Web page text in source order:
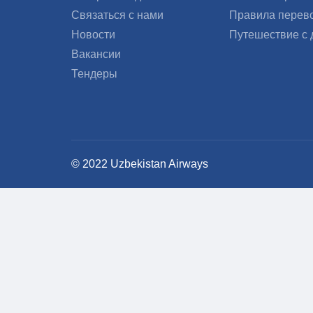
Связаться с нами
Новости
Вакансии
Тендеры
Правила
Путешествие с
© 2022 Uzbekistan Airways